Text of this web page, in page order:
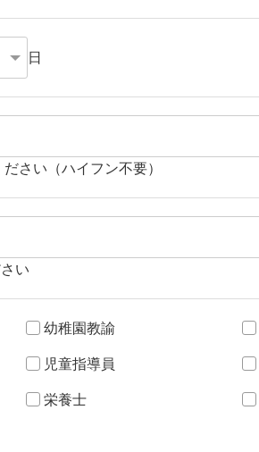
日
さい（ハイフン不要）
い
幼稚園教諭
児童指導員
栄養士